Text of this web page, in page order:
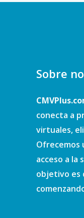
Sobre
conecta a
virtuales,
Ofrecemos
acceso a la
objetivo es